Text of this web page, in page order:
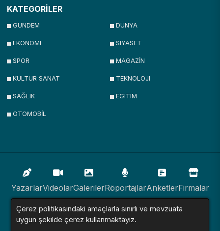
KATEGORİLER
GUNDEM DÜNYA
EKONOMI SIYASET
SPOR MAGAZİN
KULTUR SANAT TEKNOLOJI
SAĞLIK EGITIM
OTOMOBİL
YazarlarVideolarGalerilerRöportajlarAnketlerFirmalar
İlanlarResmi İlanlarSitemap
Çerez politikasındaki amaçlarla sınırlı ve mevzuata
uygun şekilde çerez kullanmaktayız.